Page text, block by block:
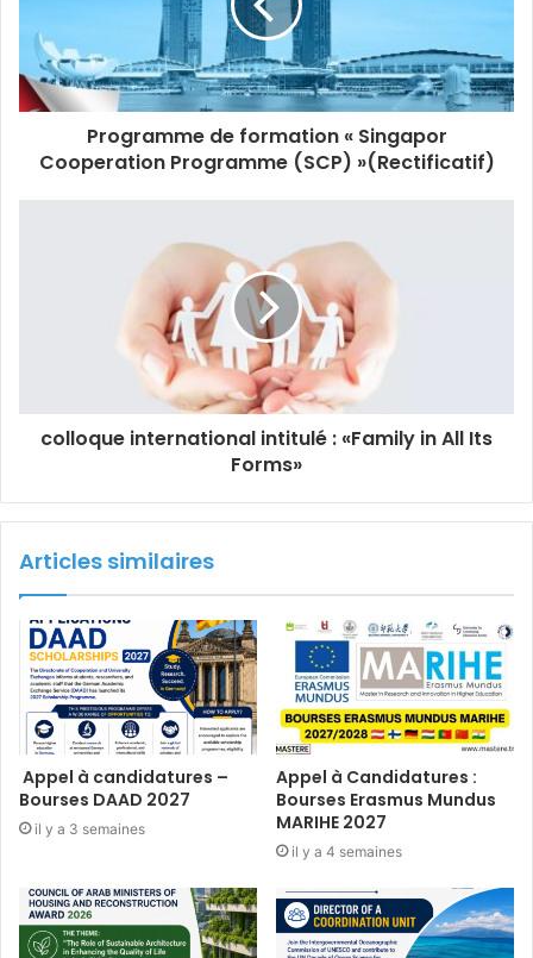
Programme de formation « Singapor
Cooperation Programme (SCP) »(Rectificatif)
colloque international intitulé : «Family in All Its
Forms»
Articles similaires
Appel à candidatures –
Bourses DAAD 2027
il y a 3 semaines
Appel à Candidatures :
Bourses Erasmus Mundus
MARIHE 2027
il y a 4 semaines